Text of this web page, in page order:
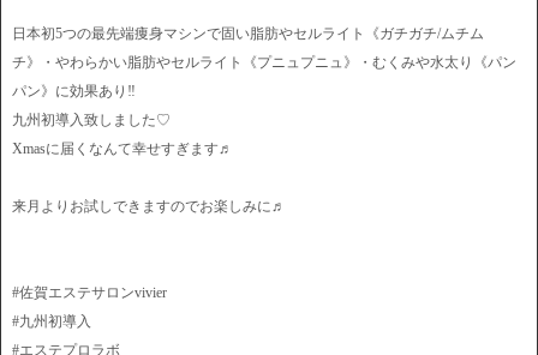
日本初5つの最先端痩身マシンで固い脂肪やセルライト《ガチガチ/ムチム
チ》・やわらかい脂肪やセルライト《プニュプニュ》・むくみや水太り《パン
パン》に効果あり‼️
九州初導入致しました♡
Xmasに届くなんて幸せすぎます♬
来月よりお試しできますのでお楽しみに♬
#佐賀エステサロンvivier
#九州初導入
#エステプロラボ